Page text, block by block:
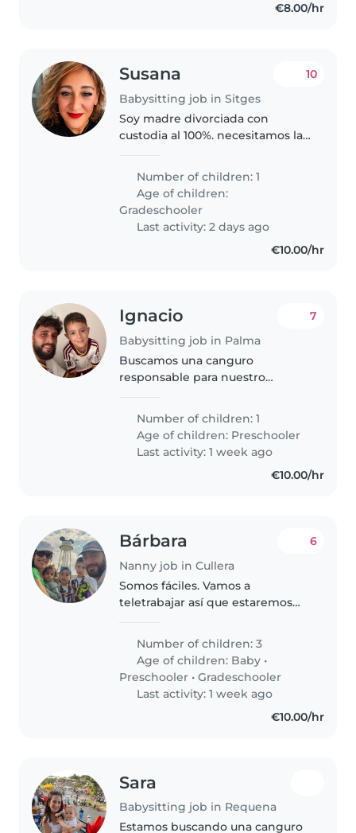
€8.00/hr
Susana
Babysitting job in Sitges
10
Soy madre divorciada con
custodia al 100%. necesitamos la
de momento solo los fines de
semana. tiene algunas
necesidades especiales como
ansiedad,..
Number of children: 1
Age of children:
Gradeschooler
Last activity: 2 days ago
€10.00/hr
Ignacio
Babysitting job in Palma
7
Buscamos una canguro
responsable para nuestro
quien disfrute cocinando, ayude
con tareas sencillas y conecte
con niños curiosos y juguetones.
Atención personalizada..
Number of children: 1
Age of children: Preschooler
Last activity: 1 week ago
€10.00/hr
Bárbara
Nanny job in Cullera
6
Somos fáciles. Vamos a
teletrabajar así que estaremos
entretenidos, nada más de la
casa, solo lo relativo a sus
meriendas. Gracias!
Number of children: 3
Age of children: Baby •
Preschooler •Gradeschooler
Last activity: 1 week ago
€10.00/hr
Sara
Babysitting job in Requena
Estamos buscando una canguro